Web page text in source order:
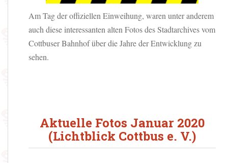
Am Tag der offiziellen Einweihung, waren unter anderem
auch diese interessanten alten Fotos des Stadtarchives vom
Cottbuser Bahnhof über die Jahre der Entwicklung zu
sehen.
Aktuelle Fotos Januar 2020
(Lichtblick Cottbus e. V.)